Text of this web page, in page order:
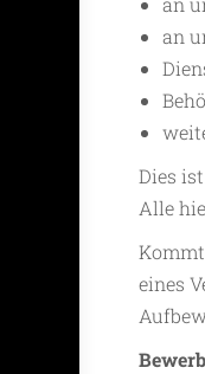
an
Dies
Alle
eines